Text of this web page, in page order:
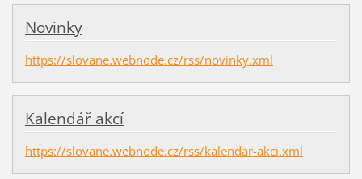
Novinky
https://slovane.webnode.cz/rss/novinky.xml
Kalendář akcí
https://slovane.webnode.cz/rss/kalendar-akci.xml